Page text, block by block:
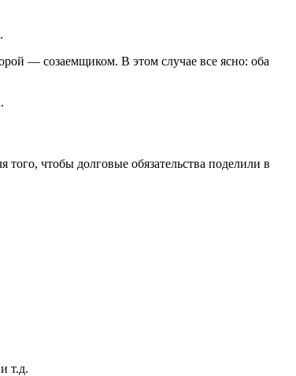
— созаемщиком. В этом случае все ясно: оба
чтобы долговые обязательства поделили в
т.д.